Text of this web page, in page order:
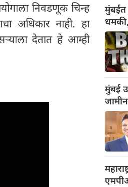
निवडणूक चिन्ह
अधिकार नाही. हा
देतात हे आम्ही
मुंबईत
मुंबई